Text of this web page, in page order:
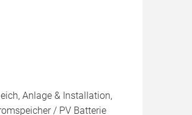
Anlage & Installation,
/ PV Batterie